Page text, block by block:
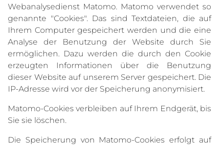
Webanalysedienst Matomo. Matomo verwendet so
genannte "Cookies". Das sind Textdateien, die auf
Ihrem Computer gespeichert werden und die eine
Analyse der Benutzung der Website durch Sie
ermöglichen. Dazu werden die durch den Cookie
erzeugten Informationen über die Benutzung
dieser Website auf unserem Server gespeichert. Die
IP-Adresse wird vor der Speicherung anonymisiert.
Matomo-Cookies verbleiben auf Ihrem Endgerät, bis
Sie sie löschen.
Die Speicherung von Matomo-Cookies erfolgt auf